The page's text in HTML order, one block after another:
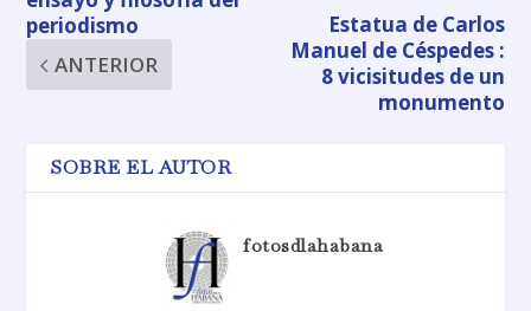
periodismo
ANTERIOR
Estatua de Carlos
Manuel de Céspedes :
8 vicisitudes de un
monumento
SOBRE EL AUTOR
fotosdlahabana